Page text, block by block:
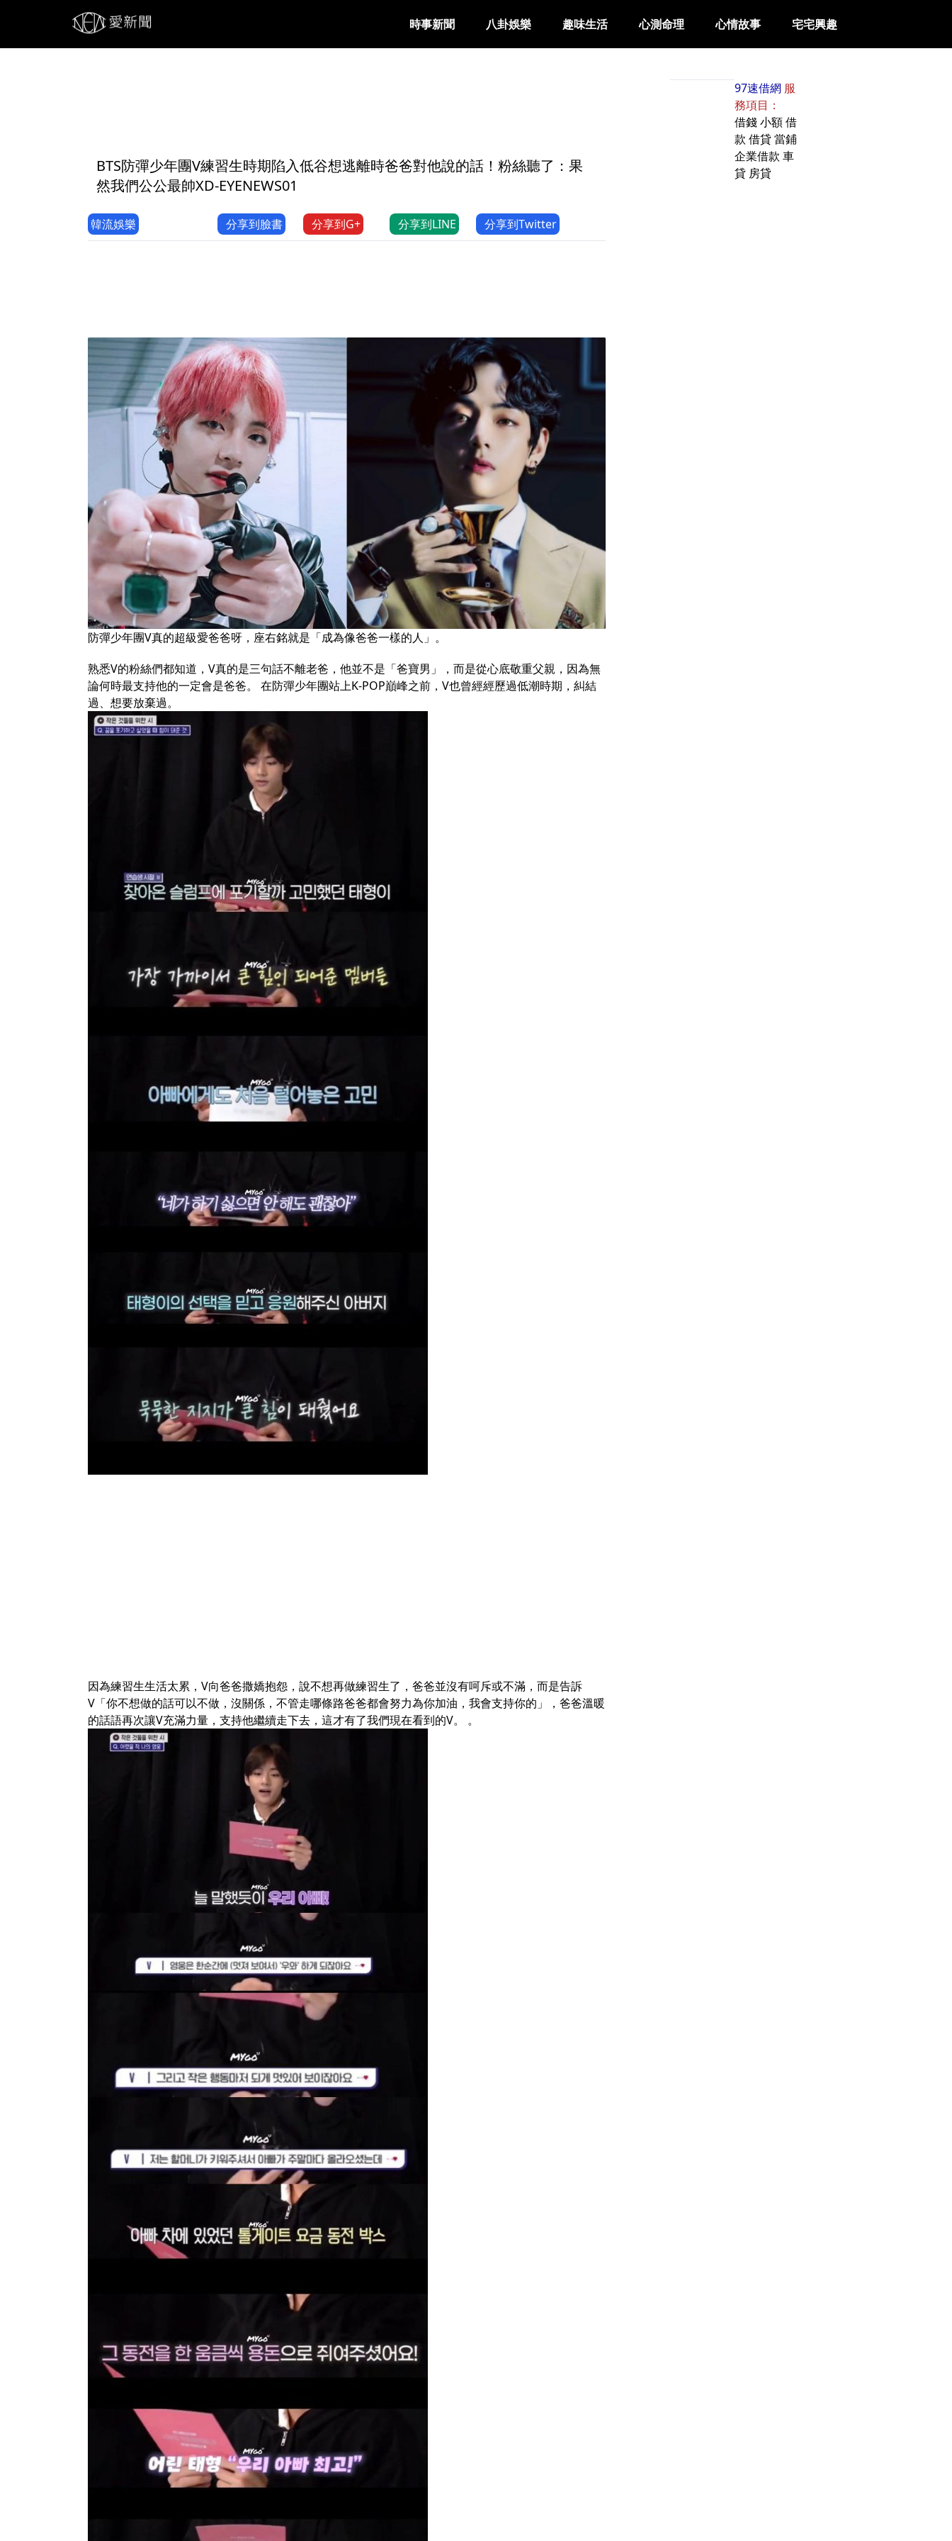
時事新聞 八卦娛樂 趣味生活 心測命理 心情故事 宅宅興趣
BTS防彈少年團V練習生時期陷入低谷想逃離時爸爸對他說的話！粉絲聽了：果
然我們公公最帥XD-EYENEWS01
韓流娛樂 分享到臉書 分享到G+ 分享到LINE 分享到Twitter
防彈少年團V真的超級愛爸爸呀，座右銘就是「成為像爸爸一樣的人」。
熟悉V的粉絲們都知道，V真的是三句話不離老爸，他並不是「爸寶男」，而是從心底敬重父親，因為無
論何時最支持他的一定會是爸爸。 在防彈少年團站上K-POP巔峰之前，V也曾經經歷過低潮時期，糾結
過、想要放棄過。
因為練習生生活太累，V向爸爸撒嬌抱怨，說不想再做練習生了，爸爸並沒有呵斥或不滿，而是告訴
V「你不想做的話可以不做，沒關係，不管走哪條路爸爸都會努力為你加油，我會支持你的」，爸爸溫暖
的話語再次讓V充滿力量，支持他繼續走下去，這才有了我們現在看到的V。 。
97速借網 服
務項目：
借錢小額借
款 借貸當鋪
企業借款 車
貸 房貸